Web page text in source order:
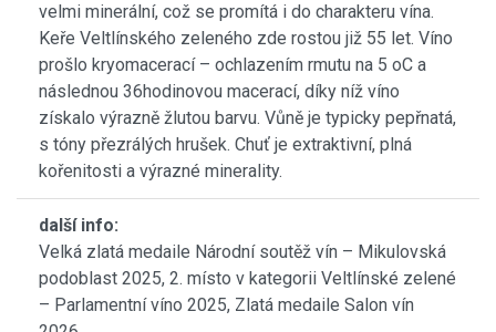
velmi minerální, což se promítá i do charakteru vína.
Keře Veltlínského zeleného zde rostou již 55 let. Víno
prošlo kryomacerací – ochlazením rmutu na 5 oC a
následnou 36hodinovou macerací, díky níž víno
získalo výrazně žlutou barvu. Vůně je typicky pepřnatá,
s tóny přezrálých hrušek. Chuť je extraktivní, plná
kořenitosti a výrazné minerality.
další info:
Velká zlatá medaile Národní soutěž vín – Mikulovská
podoblast 2025, 2. místo v kategorii Veltlínské zelené
– Parlamentní víno 2025, Zlatá medaile Salon vín